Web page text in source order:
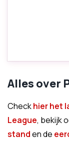
Alles over
Checkhier het
League, bekijk
standen de